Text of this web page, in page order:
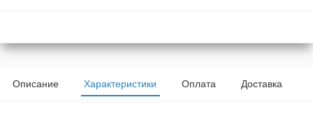
Описание Характеристики Оплата Доставка